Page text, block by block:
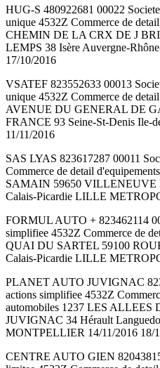
HUG-S 480922681 00022
unique 4532Z Commerce de
CHEMIN DE LA CRX DE J
LEMPS 38 Isère Auvergne-
17/10/2016
VSATEF 823552633 00013
unique 4532Z Commerce de
AVENUE DU GENERAL DE
FRANCE 93 Seine-St-Denis Ile-
11/11/2016
SAS LYAS 823617287 00011
Commerce de detail
SAMAIN 59650 VILLENEUVE
Calais-Picardie LILLE
FORMUL AUTO + 823462114
simplifiee 4532Z Commerce de
QUAI DU SARTEL 59100
Calais-Picardie LILLE
PLANET AUTO JUVIGNAC
actions simplifiee 4532Z
automobiles 1237 LES ALLEES
JUVIGNAC 34 Hérault
MONTPELLIER 14/11/2016 18/
CENTRE AUTO GIEN